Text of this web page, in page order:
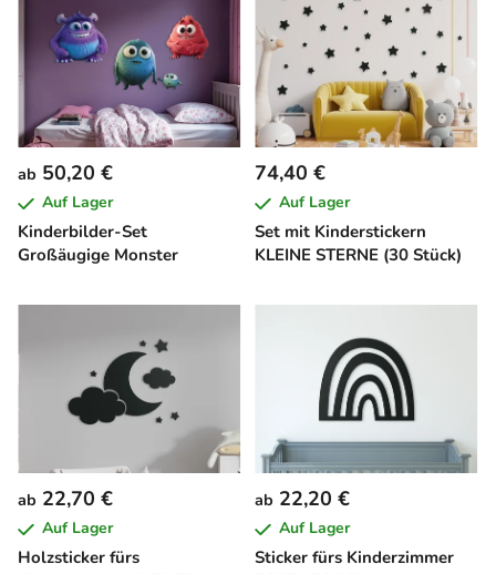
Kinderbilder-Set
Großäugige Monster
ab 50,20 €
Auf Lager
Set mit Kinderstickern
KLEINE STERNE (30 Stück)
74,40 €
Auf Lager
Holzsticker fürs
ab 22,70 €
Auf Lager
Sticker fürs Kinderzimmer
ab 22,20 €
Auf Lager